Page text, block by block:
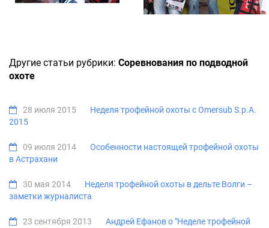
Другие статьи рубрики: Соревнования по подводной
охоте
28 июля 2015
Неделя трофейной охоты с Omersub S.p.A.
2015
09 июля 2014
Особенности настоящей трофейной охоты
в Астрахани
30 мая 2014
Неделя трофейной охоты в дельте Волги –
заметки журналиста
23 сентября 2013
Андрей Ефанов о "Неделе трофейной